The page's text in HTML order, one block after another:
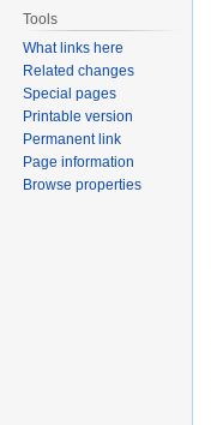
Tools
What links here
Related changes
Special pages
Printable version
Permanent link
Page information
Browse properties